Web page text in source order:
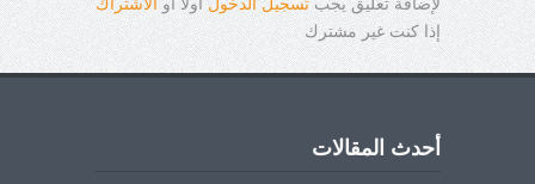
لإضافة تعليق يجب تسجيل الدخول أولاً أو
الاشتراك
إذا كنت غير مشترك
أحدث المقالات